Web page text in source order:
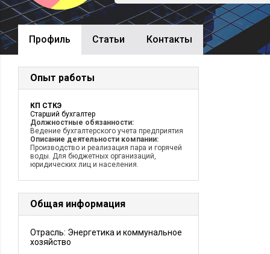
Профиль Cтатьи Контакты
Опыт работы
КП СТКЭ
Старший бухгалтер
Должностные обязанности:
Ведение бухгалтерского учета предприятия
Описание деятельности компании:
Производство и реализация пара и горячей
воды. Для бюджетных организаций,
юридических лиц и населения.
Общая информация
Отрасль: Энергетика и коммунальное
хозяйство